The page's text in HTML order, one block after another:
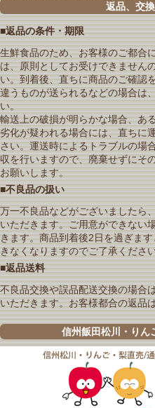
返品、交
■返品の条件・期限
生鮮食品のため、お客様のご都合
は、原則としてお受けできません
い。到着後、直ちに商品のご確認
違うものが送られるなどの場合は
い。
輸送上の破損が明らかな場合、あ
劣化が疑われる場合には、直ちに
さい。運送時によるトラブルの場
収を行いますので、廃棄せずにそ
お願いします。
■不良品の扱い
万一不良品などがございましたら
いただきます。ご用意ができない
きます。商品到着後2日を過ぎま
きなくなりますのでご了承くださ
■返品送料
不良品交換や誤品配送交換の場合
いただきます。お客様都合の返品
信州飯田松川・りん